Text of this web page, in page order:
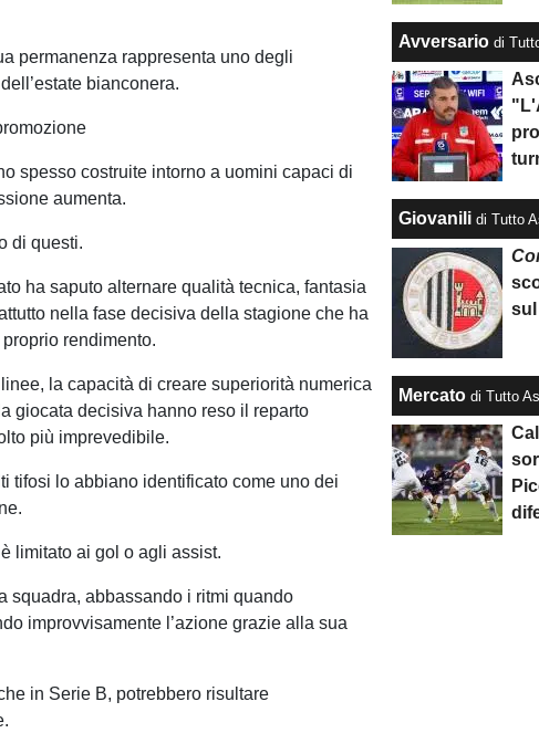
permanenza rappresenta uno degli
bianconera.
spesso costruite intorno a uomini capaci di
aumenta.
di questi.
ha saputo alternare qualità tecnica, fantasia
nella fase decisiva della stagione che ha
rendimento.
linee, la capacità di creare superiorità numerica
giocata decisiva hanno reso il reparto
più imprevedibile.
tifosi lo abbiano identificato come uno dei
limitato ai gol o agli assist.
squadra, abbassando i ritmi quando
improvvisamente l’azione grazie alla sua
in Serie B, potrebbero risultare
Avversario di
Giovanili di Tutto
sul
Mercato di Tutto